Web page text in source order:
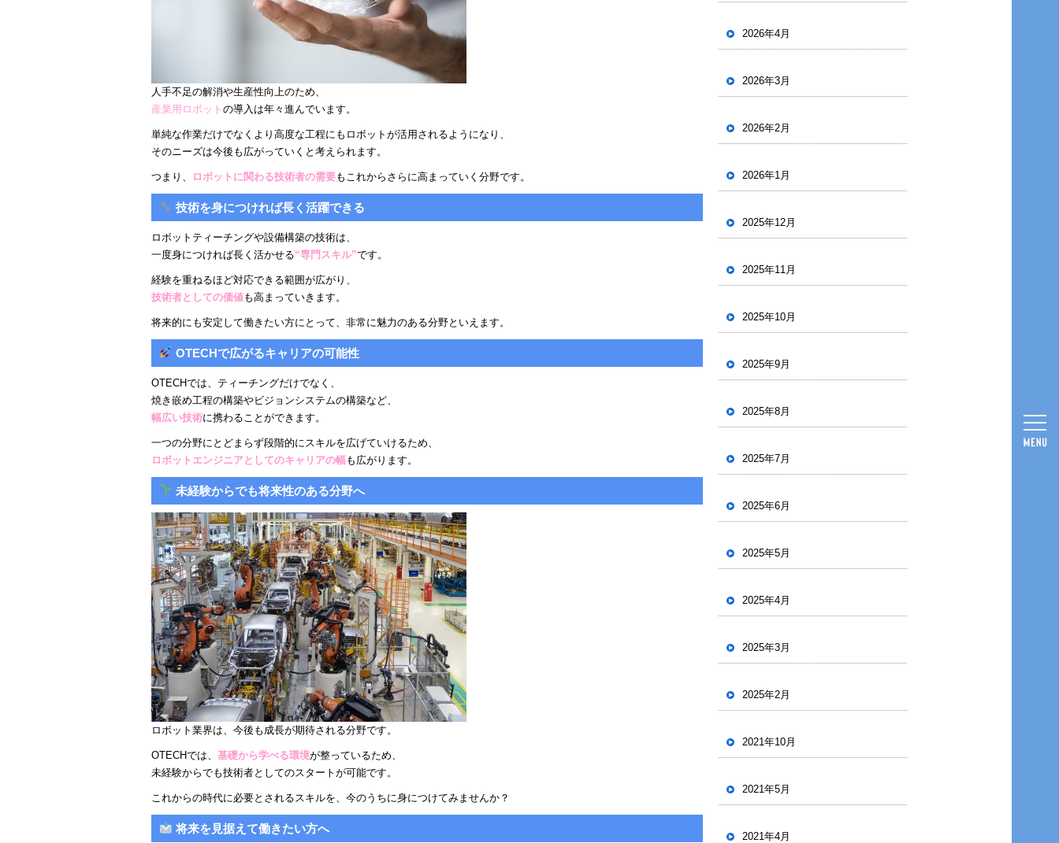
人手不足の解消や生産性向上のため、
産業用ロボット の導入は年々進んでいます。
単純な作業だけでなくより高度な工程にもロボットが活用されるようになり、
そのニーズは今後も広がっていくと考えられます。
つまり、 ロボットに関わる技術者の需要もこれからさらに高まっていく分野です。
技術を身につければ長く活躍できる
ロボットティーチングや設備構築の技術は、
一度身につければ長く活かせる“専門スキル”です。
経験を重ねるほど対応できる範囲が広がり、
技術者としての価値も高まっていきます。
将来的にも安定して働きたい方にとって、非常に魅力のある分野といえます。
OTECHで広がるキャリアの可能性
OTECHでは、ティーチングだけでなく、
焼き嵌め工程の構築やビジョンシステムの構築など、
幅広い技術に携わることができます。
一つの分野にとどまらず段階的にスキルを広げていけるため、
ロボットエンジニアとしてのキャリアの幅も広がります。
未経験からでも将来性のある分野へ
ロボット業界は、今後も成長が期待される分野です。
OTECHでは、 基礎から学べる環境が整っているため、
未経験からでも技術者としてのスタートが可能です。
これからの時代に必要とされるスキルを、今のうちに身につけてみませんか？
将来を見据えて働きたい方へ
2026年4月
2026年3月
2026年2月
2026年1月
2025年12月
2025年11月
2025年10月
2025年9月
2025年8月
2025年7月
2025年6月
2025年5月
2025年4月
2025年3月
2025年2月
2021年10月
2021年5月
2021年4月